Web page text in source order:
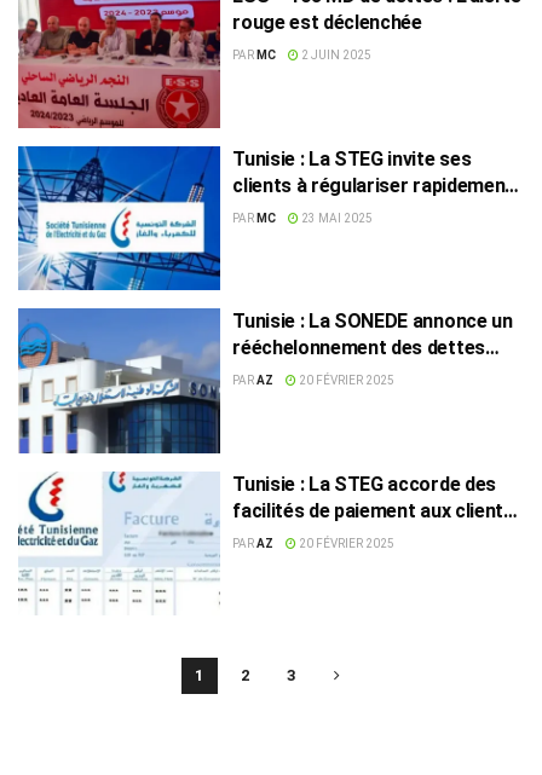
rouge est déclenchée
PAR MC 2 JUIN 2025
Tunisie : La STEG invite ses
clients à régulariser rapidement
leurs dettes
PAR MC 23 MAI 2025
Tunisie : La SONEDE annonce un
rééchelonnement des dettes
pour les clients en difficulté
PARAZ 20 FÉVRIER 2025
Tunisie : La STEG accorde des
facilités de paiement aux clients
endettés
PARAZ 20 FÉVRIER 2025
1 2 3